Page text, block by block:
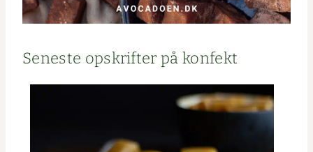
Sen­este opskrifter på konfekt